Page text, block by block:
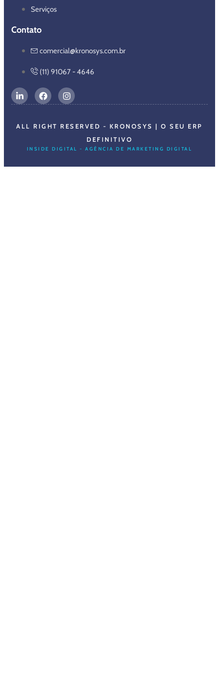
Serviços
Contato
comercial@kronosys.com.br
(11) 91067 - 4646
ALL RIGHT RESERVED - KRONOSYS | O SEU ERP
DEFINITIVO
INSIDE DIGITAL - AGÊNCIA DE MARKETING DIGITAL